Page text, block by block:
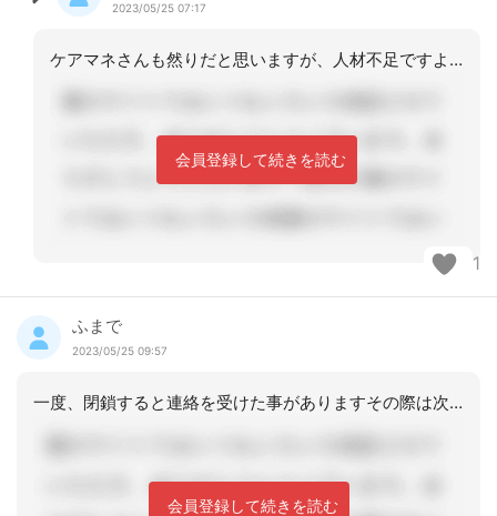
2023/05/25 07:17
ケアマネさんも然りだと思いますが、人材不足ですよね。経営を考えると先行不安がつき
会員登録して続きを読む
1
ふまで
2023/05/25 09:57
一度、閉鎖すると連絡を受けた事がありますその際は次の事業所は私が探し調整をしまし
会員登録して続きを読む